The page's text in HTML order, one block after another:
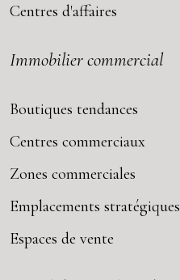
Centres d'affaires
Immobilier commercial
Boutiques tendances
Centres commerciaux
Zones commerciales
Emplacements stratégiques
Espaces de vente